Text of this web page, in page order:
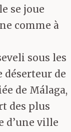
se joue
comme à
sous les
déserteur de
de Málaga,
des plus
d’une ville